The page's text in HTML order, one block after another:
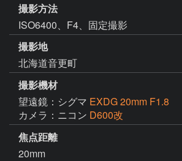
撮影方法
ISO6400、F4、固定撮影
撮影地
北海道音更町
撮影機材
望遠鏡：シグマ EXDG 20mm F1.8
カメラ：ニコン D600改
焦点距離
20mm